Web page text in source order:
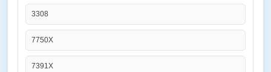
3308
7750X
7391X